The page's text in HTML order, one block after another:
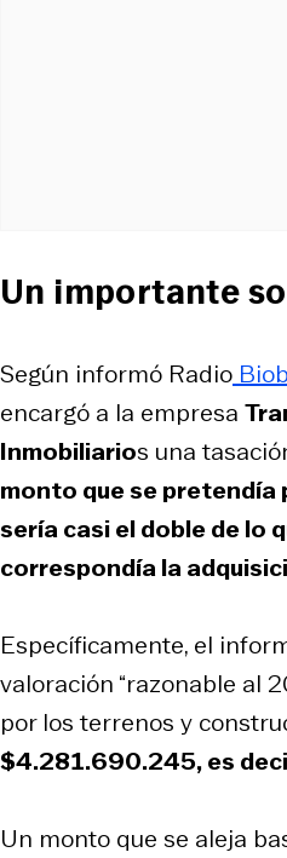
Un importante
Según informó Radio
encargó a la empresa
Inmobiliarios una
monto que se pretendía
sería casi el doble de lo
correspondía la
Específicamente, el
valoración “razonable al
por los terrenos y
$4.281.690.245, es
Un monto que se aleja